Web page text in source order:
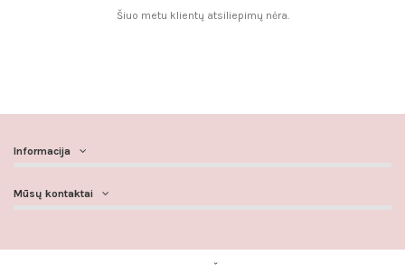
Šiuo metu klientų atsiliepimų nėra.
Informacija
Mūsų kontaktai